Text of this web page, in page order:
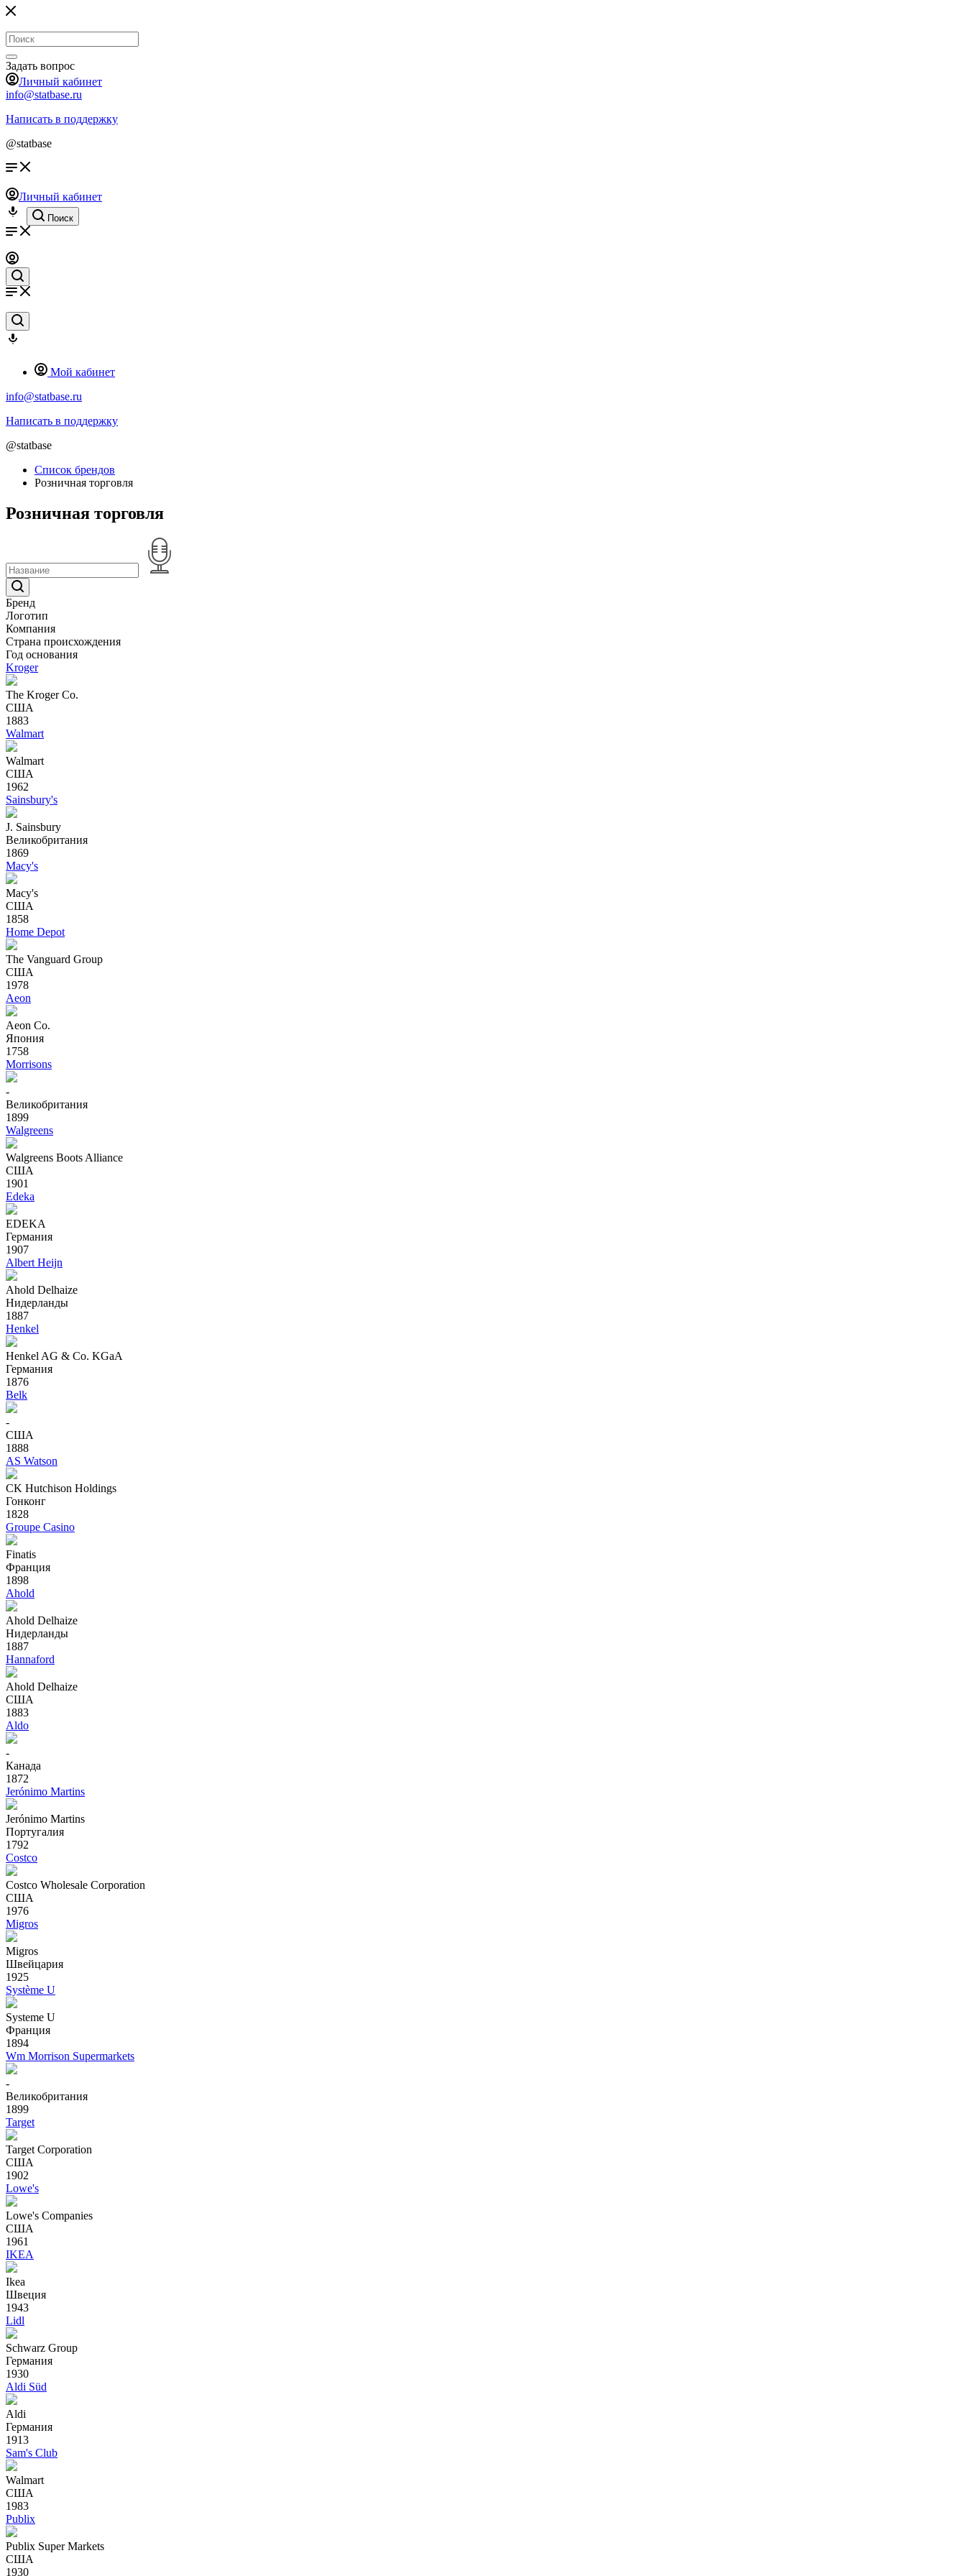
Задать вопрос
Личный кабинет
info@statbase.ru
Написать в поддержку
@statbase
Личный кабинет
Поиск
Мой кабинет
info@statbase.ru
Написать в поддержку
@statbase
Список брендов
Розничная торговля
Розничная торговля
Бренд
Логотип
Компания
Страна происхождения
Год основания
Kroger
The Kroger Co.
США
1883
Walmart
Walmart
США
1962
Sainsbury's
J. Sainsbury
Великобритания
1869
Macy's
Macy's
США
1858
Home Depot
The Vanguard Group
США
1978
Aeon
Aeon Co.
Япония
1758
Morrisons
-
Великобритания
1899
Walgreens
Walgreens Boots Alliance
США
1901
Edeka
EDEKA
Германия
1907
Albert Heijn
Ahold Delhaize
Нидерланды
1887
Henkel
Henkel AG & Co. KGaA
Германия
1876
Belk
-
США
1888
AS Watson
CK Hutchison Holdings
Гонконг
1828
Groupe Casino
Finatis
Франция
1898
Ahold
Ahold Delhaize
Нидерланды
1887
Hannaford
Ahold Delhaize
США
1883
Aldo
-
Канада
1872
Jerónimo Martins
Jerónimo Martins
Португалия
1792
Costco
Costco Wholesale Corporation
США
1976
Migros
Migros
Швейцария
1925
Système U
Systeme U
Франция
1894
Wm Morrison Supermarkets
-
Великобритания
1899
Target
Target Corporation
США
1902
Lowe's
Lowe's Companies
США
1961
IKEA
Ikea
Швеция
1943
Lidl
Schwarz Group
Германия
1930
Aldi Süd
Aldi
Германия
1913
Sam's Club
Walmart
США
1983
Publix
Publix Super Markets
США
1930